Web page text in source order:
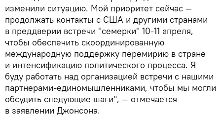
изменили ситуацию. Мой приоритет сейчас —
продолжать контакты с США и другими странами
в преддверии встречи "семерки" 10-11 апреля,
чтобы обеспечить скоординированную
международную поддержку перемирию в стране
и интенсификацию политического процесса. Я
буду работать над организацией встречи с нашими
партнерами-единомышленниками, чтобы мы могли
обсудить следующие шаги", — отмечается
в заявлении Джонсона.